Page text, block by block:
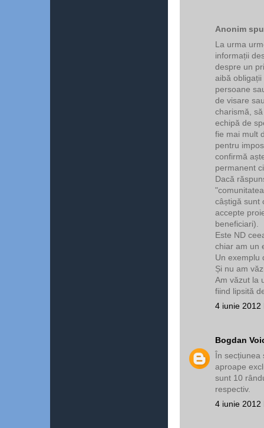
Anonim
La urma
informații
despre un
aibă
persoane
de visare
charismă,
echipă de
fie mai mult
pentru
confirmă
permanent
Dacă
câștigă sunt
accepte
beneficiari).
Este ND
chiar am un
Un exemplu
Și nu am
Am văzut la
fiind lipsită
4 iunie 2012
Bogdan
În secțiunea
aproape
sunt 10
respectiv.
4 iunie 2012